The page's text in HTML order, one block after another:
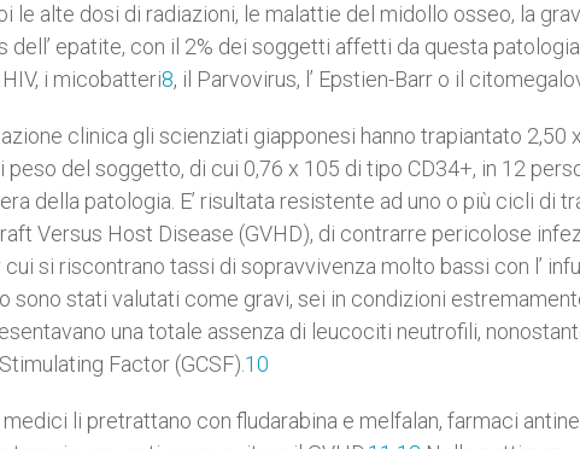
le alte dosi di radiazioni, le malattie del midollo osseo, la
dell’ epatite, con il 2% dei soggetti affetti da questa
i micobatteri8, il Parvovirus, l’ Epstien-Barr o il
clinica gli scienziati giapponesi hanno trapiantato 2,50
del soggetto, di cui 0,76 x 105 di tipo CD34+, in 12
della patologia. E’ risultata resistente ad uno o più cicli di
Versus Host Disease (GVHD), di contrarre pericolose
si riscontrano tassi di sopravvivenza molto bassi con l’
sono stati valutati come gravi, sei in condizioni
una totale assenza di leucociti neutrofili,
Factor (GCSF). 10
li pretrattano con fludarabina e melfalan, farmaci